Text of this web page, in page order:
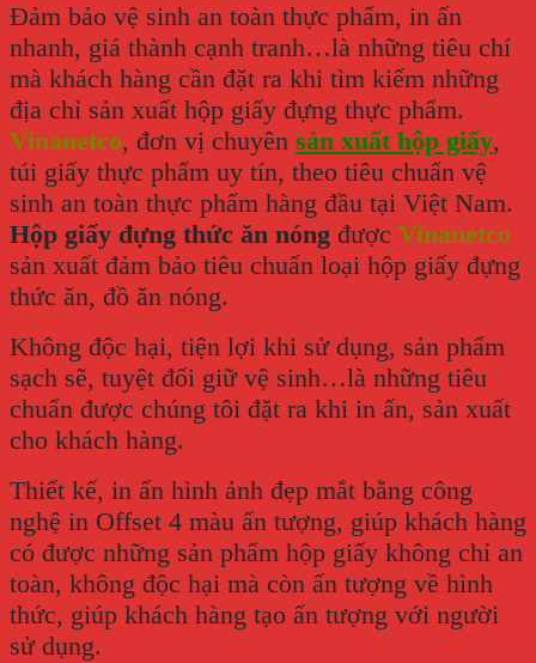
Đảm bảo vệ sinh an toàn thực phẩm, in ấn
nhanh, giá thành cạnh tranh…là những tiêu chí
mà khách hàng cần đặt ra khi tìm kiếm những
địa chỉ sản xuất hộp giấy đựng thực phẩm.
Vinanetco, đơn vị chuyên sản xuất hộp giấy,
túi giấy thực phẩm uy tín, theo tiêu chuẩn vệ
sinh an toàn thực phẩm hàng đầu tại Việt Nam.
Hộp giấy đựng thức ăn nóng được Vinanetco
sản xuất đảm bảo tiêu chuẩn loại hộp giấy đựng
thức ăn, đồ ăn nóng.
Không độc hại, tiện lợi khi sử dụng, sản phẩm
sạch sẽ, tuyệt đối giữ vệ sinh…là những tiêu
chuẩn được chúng tôi đặt ra khi in ấn, sản xuất
cho khách hàng.
Thiết kế, in ấn hình ảnh đẹp mắt bằng công
nghệ in Offset 4 màu ấn tượng, giúp khách hàng
có được những sản phẩm hộp giấy không chỉ an
toàn, không độc hại mà còn ấn tượng về hình
thức, giúp khách hàng tạo ấn tượng với người
sử dụng.